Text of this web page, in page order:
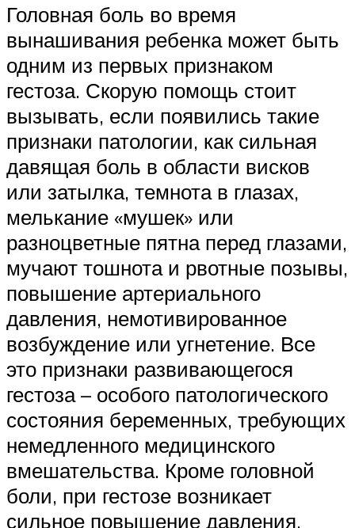
Головная боль во время
вынашивания ребенка может быть
одним из первых признаком
гестоза. Скорую помощь стоит
вызывать, если появились такие
признаки патологии, как сильная
давящая боль в области висков
или затылка, темнота в глазах,
мелькание «мушек» или
разноцветные пятна перед глазами,
мучают тошнота и рвотные позывы,
повышение артериального
давления, немотивированное
возбуждение или угнетение. Все
это признаки развивающегося
гестоза – особого патологического
состояния беременных, требующих
немедленного медицинского
вмешательства. Кроме головной
боли, при гестозе возникает
сильное повышение давления,